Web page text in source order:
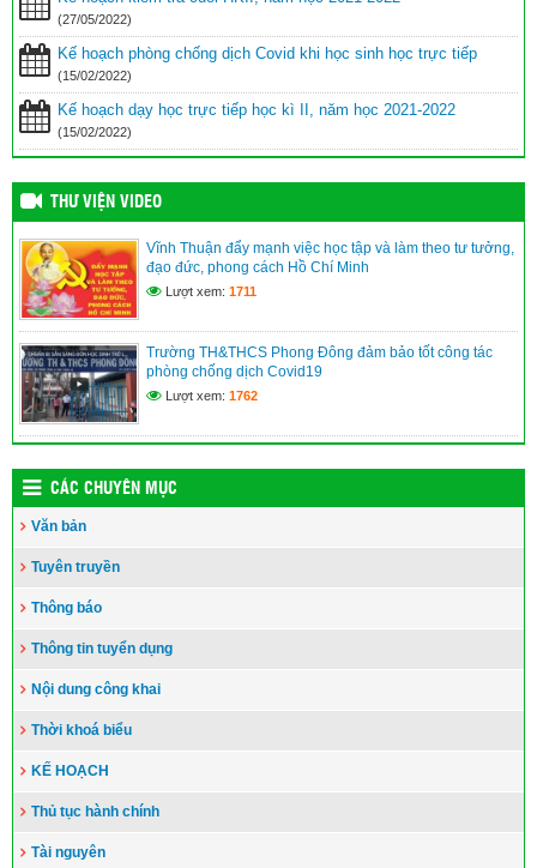
(27/05/2022)
Kế hoạch phòng chống dịch Covid khi học sinh học trực tiếp
(15/02/2022)
Kế hoạch dạy học trực tiếp học kì II, năm học 2021-2022
(15/02/2022)
THƯ VIỆN VIDEO
Vĩnh Thuận đẩy mạnh việc học tập và làm theo tư tưởng,
đạo đức, phong cách Hồ Chí Minh
Lượt xem: 1711
Trường TH&THCS Phong Đông đảm bảo tốt công tác
phòng chống dịch Covid19
Lượt xem: 1762
CÁC CHUYÊN MỤC
Văn bản
Tuyên truyền
Thông báo
Thông tin tuyển dụng
Nội dung công khai
Thời khoá biểu
KẾ HOẠCH
Thủ tục hành chính
Tài nguyên